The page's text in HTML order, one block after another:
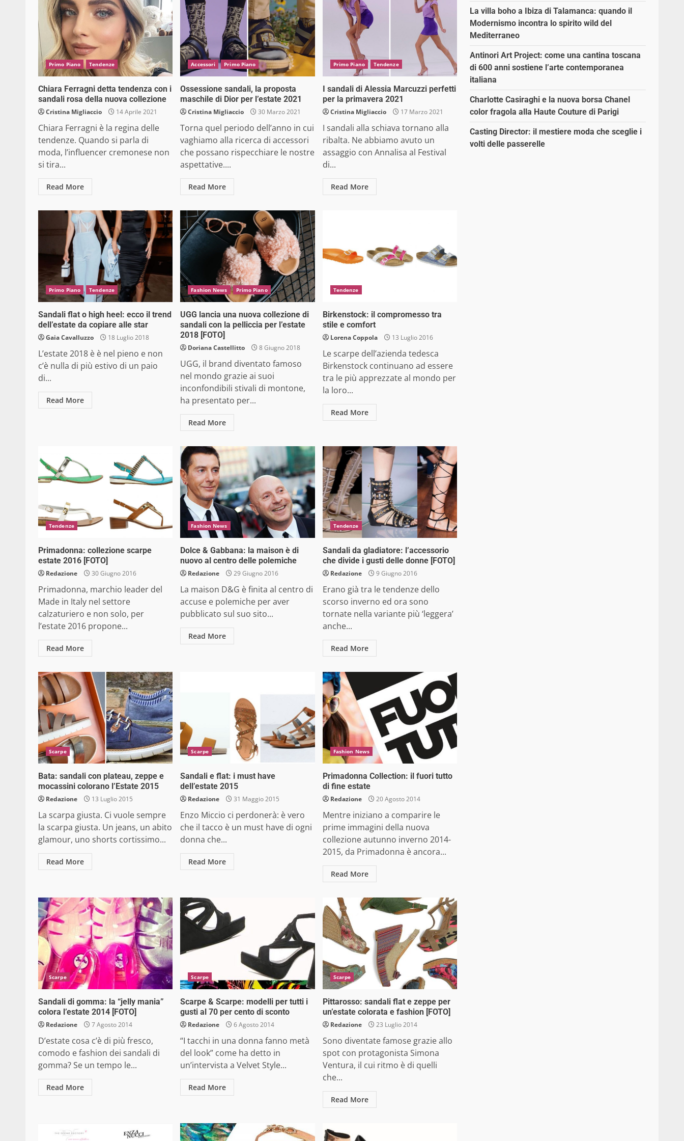
Primo Piano Tendenze
Chiara Ferragni detta tendenza con i
sandali rosa della nuova collezione
Cristina Migliaccio 14 Aprile 2021
Chiara Ferragni è la regina delle
tendenze. Quando si parla di
moda, l’influencer cremonese non
si tira...
Read More
Accessori Primo Piano
Ossessione sandali, la proposta
maschile di Dior per l’estate 2021
Cristina Migliaccio 30 Marzo 2021
Torna quel periodo dell’anno in cui
vaghiamo alla ricerca di accessori
che possano rispecchiare le nostre
aspettative....
Read More
Primo Piano Tendenze
I sandali di Alessia Marcuzzi perfetti
per la primavera 2021
Cristina Migliaccio 17 Marzo 2021
I sandali alla schiava tornano alla
ribalta. Ne abbiamo avuto un
assaggio con Annalisa al Festival
di...
Read More
Primo Piano Tendenze
Sandali flat o high heel: ecco il trend
dell’estate da copiare alle star
Gaia Cavalluzzo 18 Luglio 2018
L’estate 2018 è è nel pieno e non
c’è nulla di più estivo di un paio
di...
Read More
Fashion News Primo Piano
UGG lancia una nuova collezione di
sandali con la pelliccia per l’estate
2018 [FOTO]
Doriana Castellitto 8 Giugno 2018
UGG, il brand diventato famoso
nel mondo grazie ai suoi
inconfondibili stivali di montone,
ha presentato per...
Read More
Tendenze
Birkenstock: il compromesso tra
stile e comfort
Lorena Coppola 13 Luglio 2016
Le scarpe dell’azienda tedesca
Birkenstock continuano ad essere
tra le più apprezzate al mondo per
la loro...
Read More
Tendenze
Primadonna: collezione scarpe
estate 2016 [FOTO]
Redazione 30 Giugno 2016
Primadonna, marchio leader del
Made in Italy nel settore
calzaturiero e non solo, per
l’estate 2016 propone...
Read More
Fashion News
Dolce & Gabbana: la maison è di
nuovo al centro delle polemiche
Redazione 29 Giugno 2016
La maison D&G è finita al centro di
accuse e polemiche per aver
pubblicato sul suo sito...
Read More
Tendenze
Sandali da gladiatore: l’accessorio
che divide i gusti delle donne [FOTO]
Redazione 9 Giugno 2016
Erano già tra le tendenze dello
scorso inverno ed ora sono
tornate nella variante più ‘leggera’
anche...
Read More
Scarpe
Bata: sandali con plateau, zeppe e
mocassini colorano l’Estate 2015
Redazione 13 Luglio 2015
La scarpa giusta. Ci vuole sempre
la scarpa giusta. Un jeans, un abito
glamour, uno shorts cortissimo...
Read More
Scarpe
Sandali e flat: i must have
dell’estate 2015
Redazione 31 Maggio 2015
Enzo Miccio ci perdonerà: è vero
che il tacco è un must have di ogni
donna che...
Read More
Fashion News
Primadonna Collection: il fuori tutto
di fine estate
Redazione 20 Agosto 2014
Mentre iniziano a comparire le
prime immagini della nuova
collezione autunno inverno 2014-
2015, da Primadonna è ancora...
Read More
Scarpe
Sandali di gomma: la “jelly mania”
colora l’estate 2014 [FOTO]
Redazione 7 Agosto 2014
D’estate cosa c’è di più fresco,
comodo e fashion dei sandali di
gomma? Se un tempo le...
Read More
Scarpe
Scarpe & Scarpe: modelli per tutti i
gusti al 70 per cento di sconto
Redazione 6 Agosto 2014
“I tacchi in una donna fanno metà
del look” come ha detto in
un’intervista a Velvet Style...
Read More
Scarpe
Pittarosso: sandali flat e zeppe per
un’estate colorata e fashion [FOTO]
Redazione 23 Luglio 2014
Sono diventate famose grazie allo
spot con protagonista Simona
Ventura, il cui ritmo è di quelli
che...
Read More
La villa boho a Ibiza di Talamanca: quando il
Modernismo incontra lo spirito wild del
Mediterraneo
Antinori Art Project: come una cantina toscana
di 600 anni sostiene l’arte contemporanea
italiana
Charlotte Casiraghi e la nuova borsa Chanel
color fragola alla Haute Couture di Parigi
Casting Director: il mestiere moda che sceglie i
volti delle passerelle